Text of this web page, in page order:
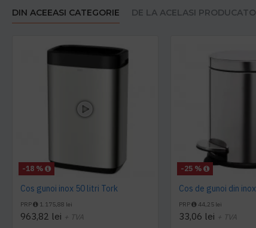
DIN ACEEASI CATEGORIE DE LA ACELASI
-18 %
Cos gunoi inox 50 litri Tork
PRP 1.175,88 lei
963,82 lei + TVA
-25 %
Cos de gunoi din
PRP 44,25 lei
33,06 lei + TVA